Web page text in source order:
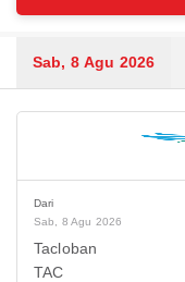
Sab, 8 Agu 2026
Dari
Sab, 8 Agu 2026
Tacloban
TAC